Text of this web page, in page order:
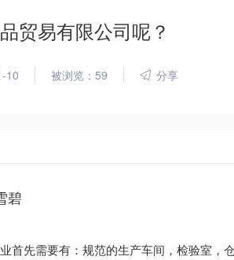
贸易有限公司呢？
10 被浏览：59 分享
碧
首先需要有：规范的生产车间，检验室